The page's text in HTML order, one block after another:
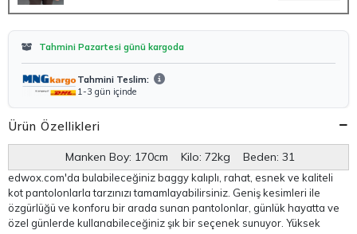
Tahmini Pazartesi günü kargoda
Tahmini Teslim:
1-3 gün içinde
Ürün Özellikleri
Manken Boy: 170cm Kilo: 72kg Beden: 31
edwox.com'da bulabileceğiniz baggy kalıplı, rahat, esnek ve kaliteli
kot pantolonlarla tarzınızı tamamlayabilirsiniz. Geniş kesimleri ile
özgürlüğü ve konforu bir arada sunan pantolonlar, günlük hayatta ve
özel günlerde kullanabileceğiniz şık bir seçenek sunuyor. Yüksek